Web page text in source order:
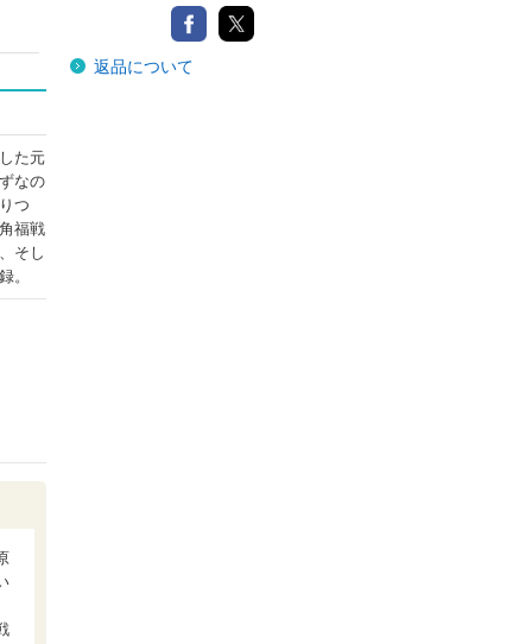
た元
なの
つ
福戦
そし
。
返品について